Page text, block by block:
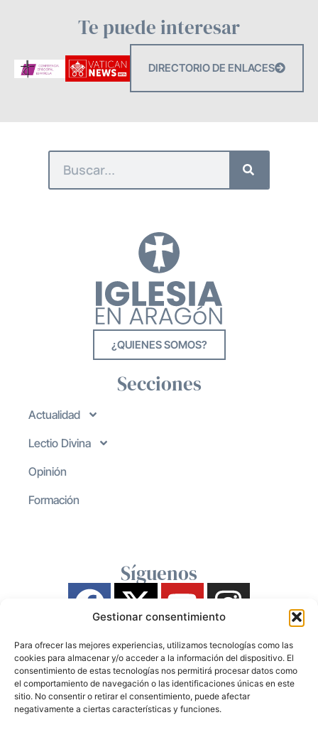
Gestionar consentimiento
Para ofrecer las mejores experiencias, utilizamos tecnologías como las
cookies para almacenar y/o acceder a la información del dispositivo. El
consentimiento de estas tecnologías nos permitirá procesar datos como
el comportamiento de navegación o las identificaciones únicas en este
sitio. No consentir o retirar el consentimiento, puede afectar
negativamente a ciertas características y funciones.
Te puede interesar
DIRECTORIO DE ENLACES
¿QUIENES SOMOS?
Secciones
Actualidad
Lectio Divina
Opinión
Formación
Síguenos